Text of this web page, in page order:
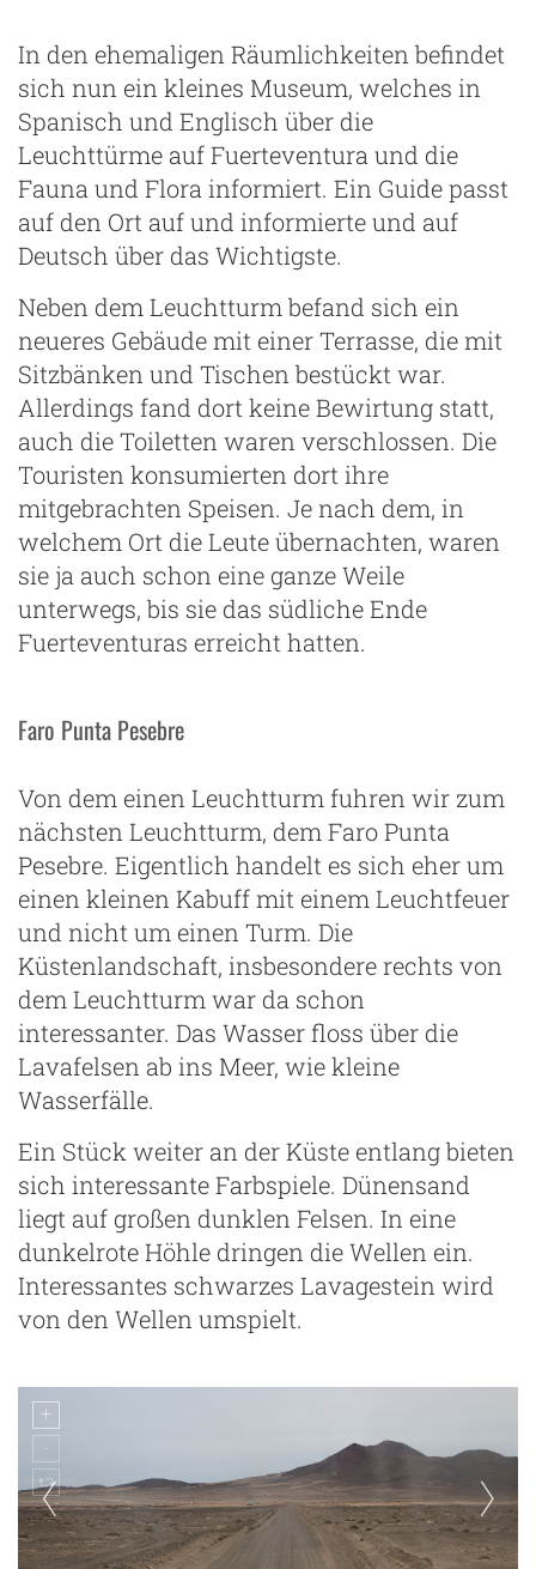
In den ehemaligen Räumlichkeiten befindet
sich nun ein kleines Museum, welches in
Spanisch und Englisch über die
Leuchttürme auf Fuerteventura und die
Fauna und Flora informiert. Ein Guide passt
auf den Ort auf und informierte und auf
Deutsch über das Wichtigste.
Neben dem Leuchtturm befand sich ein
neueres Gebäude mit einer Terrasse, die mit
Sitzbänken und Tischen bestückt war.
Allerdings fand dort keine Bewirtung statt,
auch die Toiletten waren verschlossen. Die
Touristen konsumierten dort ihre
mitgebrachten Speisen. Je nach dem, in
welchem Ort die Leute übernachten, waren
sie ja auch schon eine ganze Weile
unterwegs, bis sie das südliche Ende
Fuerteventuras erreicht hatten.
Faro Punta Pesebre
Von dem einen Leuchtturm fuhren wir zum
nächsten Leuchtturm, dem Faro Punta
Pesebre. Eigentlich handelt es sich eher um
einen kleinen Kabuff mit einem Leuchtfeuer
und nicht um einen Turm. Die
Küstenlandschaft, insbesondere rechts von
dem Leuchtturm war da schon
interessanter. Das Wasser floss über die
Lavafelsen ab ins Meer, wie kleine
Wasserfälle.
Ein Stück weiter an der Küste entlang bieten
sich interessante Farbspiele. Dünensand
liegt auf großen dunklen Felsen. In eine
dunkelrote Höhle dringen die Wellen ein.
Interessantes schwarzes Lavagestein wird
von den Wellen umspielt.